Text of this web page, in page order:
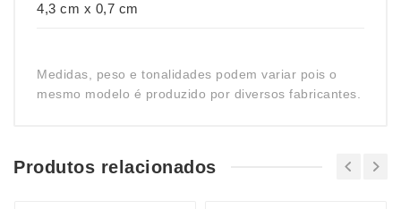
4,3 cm x 0,7 cm
Medidas, peso e tonalidades podem variar pois o
mesmo modelo é produzido por diversos fabricantes.
Produtos relacionados